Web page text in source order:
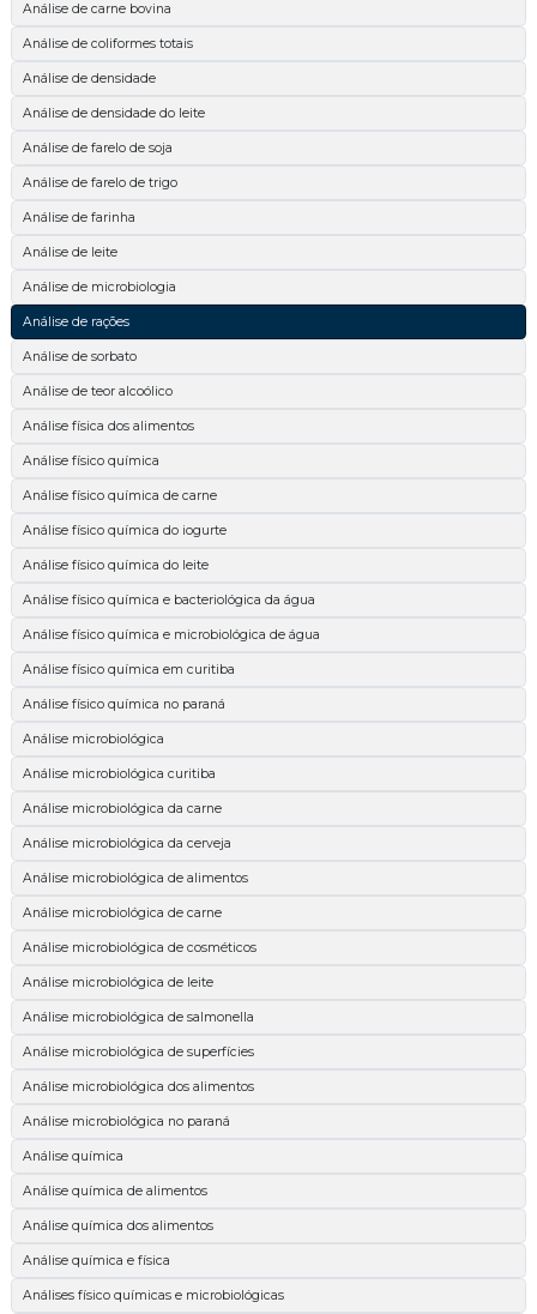
Análise de carne bovina
Análise de coliformes totais
Análise de densidade
Análise de densidade do leite
Análise de farelo de soja
Análise de farelo de trigo
Análise de farinha
Análise de leite
Análise de microbiologia
Análise de rações
Análise de sorbato
Análise de teor alcoólico
Análise física dos alimentos
Análise físico química
Análise físico química de carne
Análise físico química do iogurte
Análise físico química do leite
Análise físico química e bacteriológica da água
Análise físico química e microbiológica de água
Análise físico química em curitiba
Análise físico química no paraná
Análise microbiológica
Análise microbiológica curitiba
Análise microbiológica da carne
Análise microbiológica da cerveja
Análise microbiológica de alimentos
Análise microbiológica de carne
Análise microbiológica de cosméticos
Análise microbiológica de leite
Análise microbiológica de salmonella
Análise microbiológica de superfícies
Análise microbiológica dos alimentos
Análise microbiológica no paraná
Análise química
Análise química de alimentos
Análise química dos alimentos
Análise química e física
Análises físico químicas e microbiológicas